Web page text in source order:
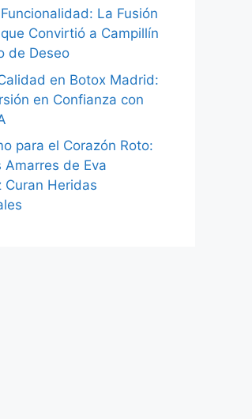
La Fusión
Convirtió a Campillín
de Deseo
en Botox Madrid:
en Confianza con
para el Corazón Roto:
Amarres de Eva
Curan Heridas